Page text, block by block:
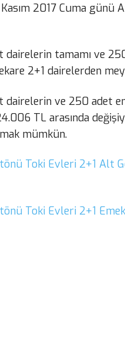
2017 Cuma günü
tamamı ve
2+1 dairelerden
ve 250 adet
TL arasında
mümkün.
Toki Evleri 2+1 Alt
Toki Evleri 2+1